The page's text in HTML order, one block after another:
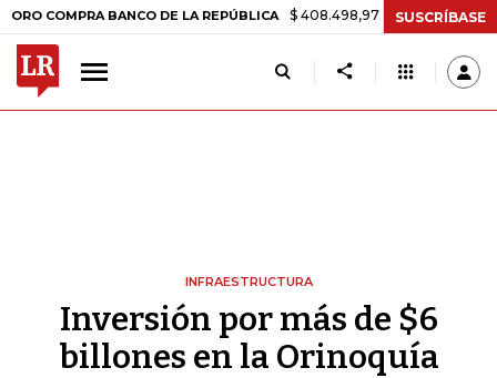
BANCO DE LA REPÚBLICA $ 408.498,97 +$ 8.753,81 +2,19%
SUSCRÍBASE
INFRAESTRUCTURA
Inversión por más de $6
billones en la Orinoquía